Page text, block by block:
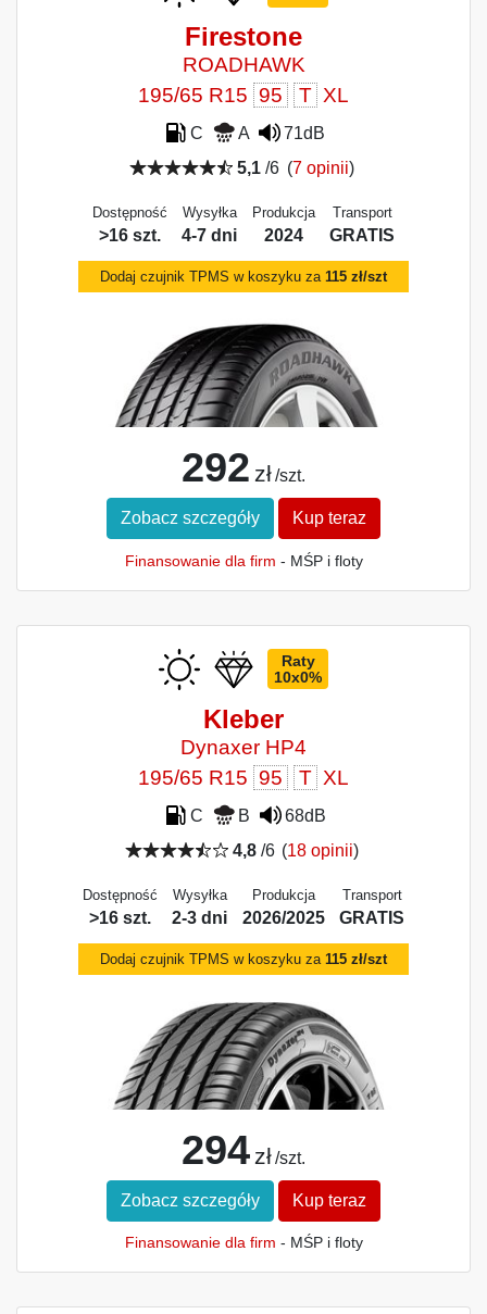
Firestone
ROADHAWK
195/65 R15 95 T XL
C A
71dB
5,1 /6 (7 opinii)
Dostępność
>16 szt.
Wysyłka
4-7 dni
Produkcja
2024
Transport
GRATIS
Dodaj czujnik TPMS w koszyku za 115 zł/szt
292 zł /szt.
Zobacz szczegóły Kup teraz
Finansowanie dla firm - MŚP i floty
Raty
10x0%
Kleber
Dynaxer HP4
195/65 R15 95 T XL
C B
68dB
4,8/6 (18 opinii)
Dostępność
>16 szt.
Wysyłka
2-3 dni
Produkcja
2026/2025
Transport
GRATIS
Dodaj czujnik TPMS w koszyku za 115 zł/szt
294 zł /szt.
Zobacz szczegóły Kup teraz
Finansowanie dla firm - MŚP i floty